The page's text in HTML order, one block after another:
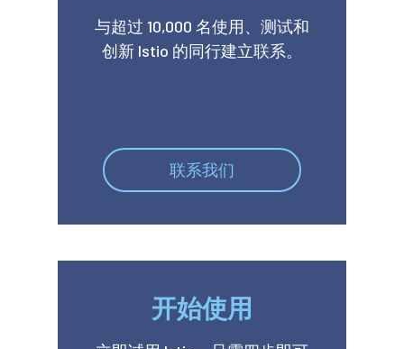
与超过 10,000 名使用、测试和
创新 Istio 的同行建立联系。
联系我们
开始使用